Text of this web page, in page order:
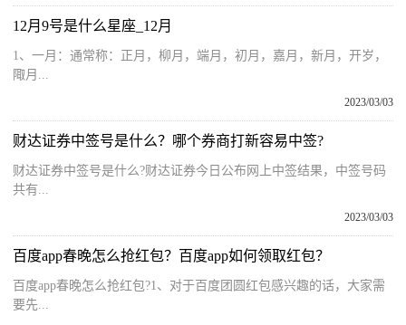
12月9号是什么星座_12月
1、一月：通常称：正月，柳月，端月，初月，嘉月，新月，开岁，
陬月...
2023/03/03
财达证券中签号是什么？哪个券商打新容易中签?
财达证券中签号是什么?财达证券今日公布网上中签结果，中签号码
共有...
2023/03/03
百度app春晚怎么抢红包？百度app如何领取红包？
百度app春晚怎么抢红包?1、对于百度团圆红包感兴趣的话，大家需
要先...